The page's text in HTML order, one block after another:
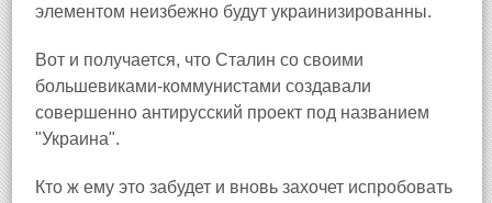
элементом неизбежно будут украинизированны.
Вот и получается, что Сталин со своими
большевиками-коммунистами создавали
совершенно антирусский проект под названием
"Украина".
Кто ж ему это забудет и вновь захочет испробовать